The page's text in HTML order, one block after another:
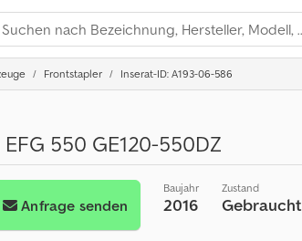
Frontstapler Inserat-ID: A193-06-586
EFG 550 GE120-550DZ
Anfrage senden
Baujahr
2016
Zustand
Gebraucht